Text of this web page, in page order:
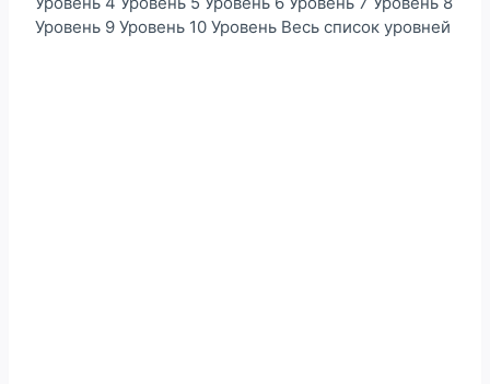
Уровень 9 Уровень 10 Уровень Весь список уровней